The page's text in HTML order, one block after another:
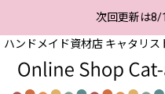
次回更新は
ハンドメイド資材店 キャタリス